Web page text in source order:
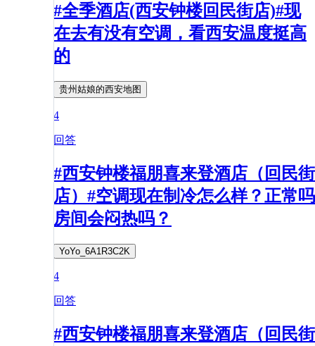
#全季酒店(西安钟楼回民街店)#现
在去有没有空调，看西安温度挺高
的
贵州姑娘的西安地图
4
回答
#西安钟楼福朋喜来登酒店（回民街
店）#空调现在制冷怎么样？正常吗
房间会闷热吗？
YoYo_6A1R3C2K
4
回答
#西安钟楼福朋喜来登酒店（回民街